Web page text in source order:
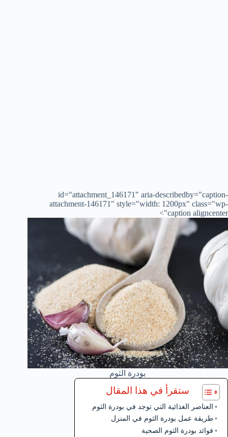
id="attachment_146171" aria-describedby="caption-
attachment-146171" style="width: 1200px" class="wp-
caption aligncenter">
بودرة الثوم
ستقرأ في هذا المقال
العناصر الغذائية التي توجد في بودرة الثوم
طريقة عمل بودرة الثوم في المنزل
فوائد بودرة الثوم الصحية